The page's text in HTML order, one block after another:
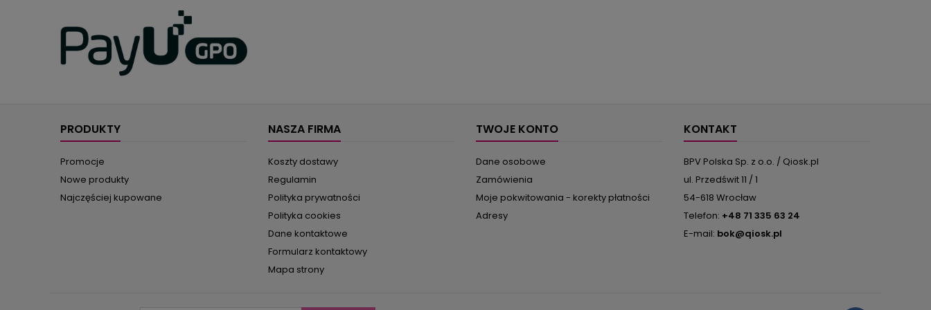
PRODUKTY
Promocje
Nowe produkty
Najczęściej kupowane
NASZA FIRMA
Koszty dostawy
Regulamin
Polityka prywatności
Polityka cookies
Dane kontaktowe
Formularz kontaktowy
Mapa strony
TWOJE KONTO
Dane osobowe
Zamówienia
Moje pokwitowania - korekty płatności
Adresy
KONTAKT
BPV Polska Sp. z o.o. / Qiosk.pl
ul. Przedświt 11 / 1
54-618 Wrocław
Telefon: +48 71 335 63 24
E-mail: bok@qiosk.pl